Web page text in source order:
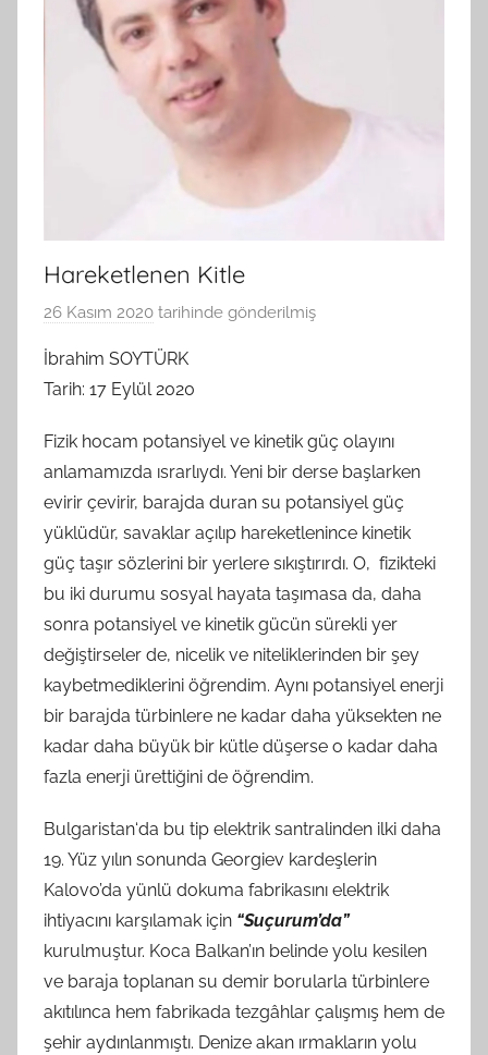
Hareketlenen Kitle
26 Kasım 2020 tarihinde gönderilmiş
t
a
r
a
f
ı
n
d
a
n
İbrahim SOYTÜRK
Tarih: 17 Eylül 2020
Fizik hocam potansiyel ve kinetik güç olayını
anlamamızda ısrarlıydı. Yeni bir derse başlarken
evirir çevirir, barajda duran su potansiyel güç
yüklüdür, savaklar açılıp hareketlenince kinetik
güç taşır sözlerini bir yerlere sıkıştırırdı. O, fizikteki
bu iki durumu sosyal hayata taşımasa da, daha
sonra potansiyel ve kinetik gücün sürekli yer
değiştirseler de, nicelik ve niteliklerinden bir şey
kaybetmediklerini öğrendim. Aynı potansiyel enerji
bir barajda türbinlere ne kadar daha yüksekten ne
kadar daha büyük bir kütle düşerse o kadar daha
fazla enerji ürettiğini de öğrendim.
Bulgaristan‘da bu tip elektrik santralinden ilki daha
19. Yüz yılın sonunda Georgiev kardeşlerin
Kalovo’da yünlü dokuma fabrikasını elektrik
ihtiyacını karşılamak için “Suçurum’da”
kurulmuştur. Koca Balkan’ın belinde yolu kesilen
ve baraja toplanan su demir borularla türbinlere
akıtılınca hem fabrikada tezgâhlar çalışmış hem de
şehir aydınlanmıştı. Denize akan ırmakların yolu